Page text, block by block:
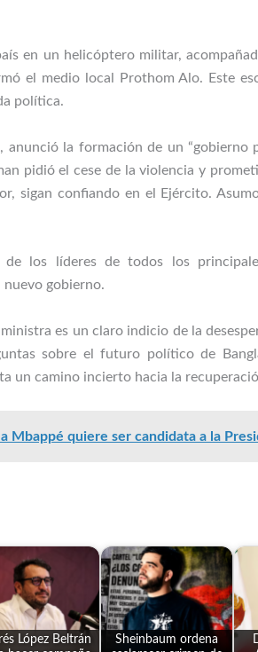
en un helicóptero militar,
el medio local Prothom Alo. Este
política.
anunció la formación de un
pidió el cese de la violencia y
sigan confiando en el Ejército.
de los líderes de todos los
gobierno.
es un claro indicio de la
sobre el futuro político de
un camino incierto hacia la
Mbappé quiere ser candidata a la
López Beltrán
Sheinbaum ordena